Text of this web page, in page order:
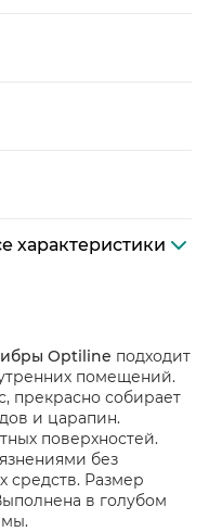
характеристики
Optiline подходит
помещений.
собирает
и царапин.
поверхностей.
без
средств. Размер
в голубом